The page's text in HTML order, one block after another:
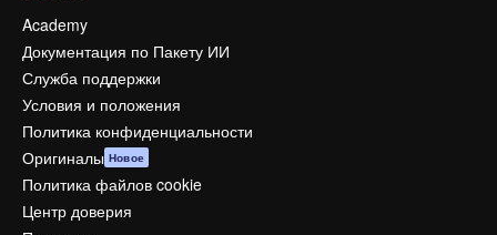
Academy
Документация по Пакету ИИ
Служба поддержки
Условия и положения
Политика конфиденциальности
Оригиналы Новое
Политика файлов cookie
Центр доверия